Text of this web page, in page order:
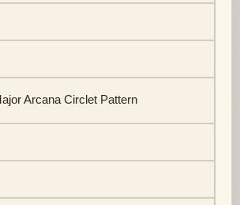
Arcana Circlet Pattern